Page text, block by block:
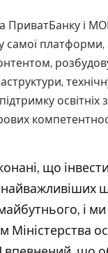
ПриватБанку і
платформи,
освітніх
що
і ми
Міністерства